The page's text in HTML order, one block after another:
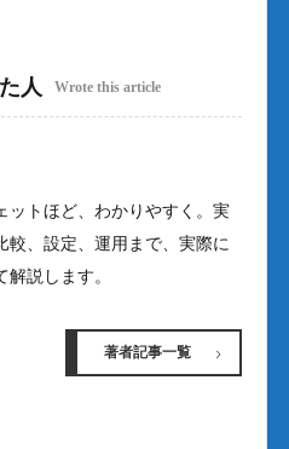
人 Wrote this article
トほど、わかりやすく。実
較、設定、運用まで、実際に
説します。
著者記事一覧